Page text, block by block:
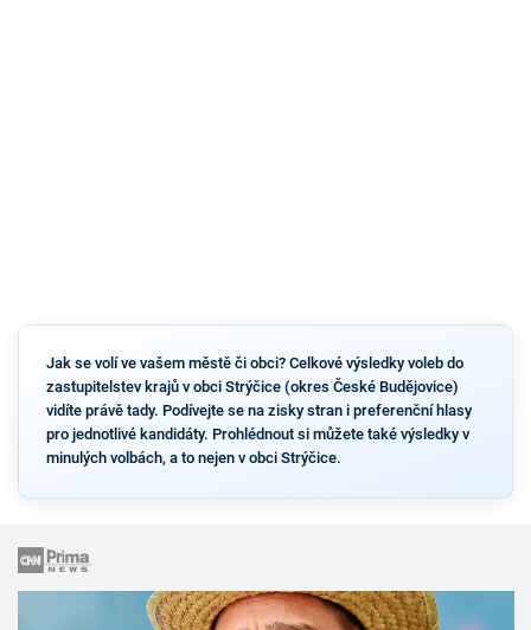
Jak se volí ve vašem městě či obci? Celkové výsledky voleb do
zastupitelstev krajů v obci Strýčice (okres České Budějovice)
vidíte právě tady. Podívejte se na zisky stran i preferenční hlasy
pro jednotlivé kandidáty. Prohlédnout si můžete také výsledky v
minulých volbách, a to nejen v obci Strýčice.